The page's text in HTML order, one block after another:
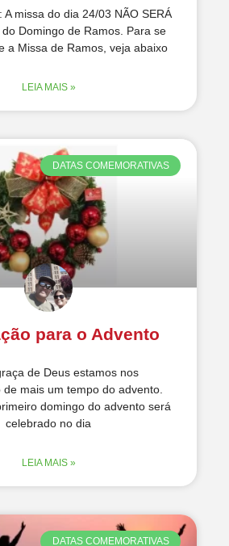
A missa do dia 24/03 NÃO SERÁ
Domingo de Ramos. Para se
a Missa de Ramos, veja abaixo
LEIA MAIS »
DATAS COMEMORATIVAS
para o Advento
de Deus estamos nos
mais um tempo do advento.
domingo do advento será
celebrado no dia
LEIA MAIS »
DATAS COMEMORATIVAS